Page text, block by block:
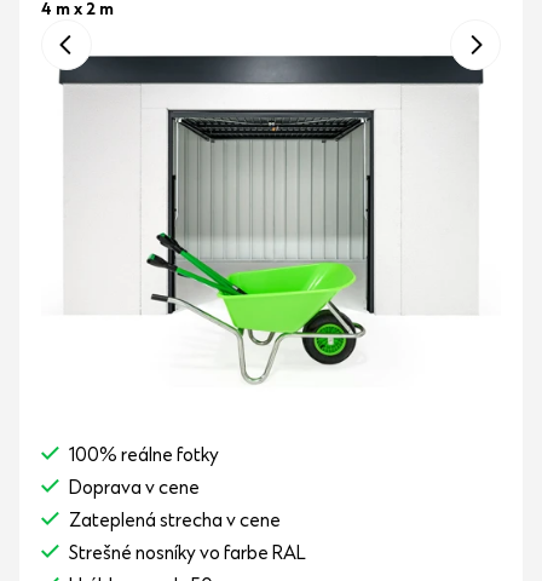
4 m x 2 m
100% reálne fotky
Doprava v cene
Zateplená strecha v cene
Strešné nosníky vo farbe RAL